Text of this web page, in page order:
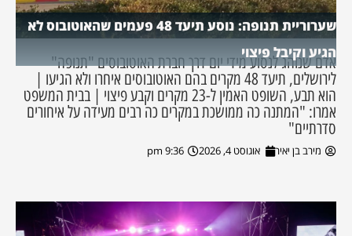
שערוריית תנופה: נוסע תיעד 48 פעמים שהאוטובוס לא
הגיע וקיבל פיצוי
אדם שנוהג לנסוע מידי יום דרך חברת האוטובוסים "תנופה"
לירושלים, תיעד 48 מקרים בהם האוטובוסים איחרו ולא הגיעו |
הוא תבע, השופט האמין ל-23 מקרים וקבע פיצוי | בבית המשפט
אמרו: "המתנה כה ממושכת במקרים כה רבים מעידה על איחורים
סדרתיים"
מירב בן יאיר אוגוסט 4, 2026 9:36 pm